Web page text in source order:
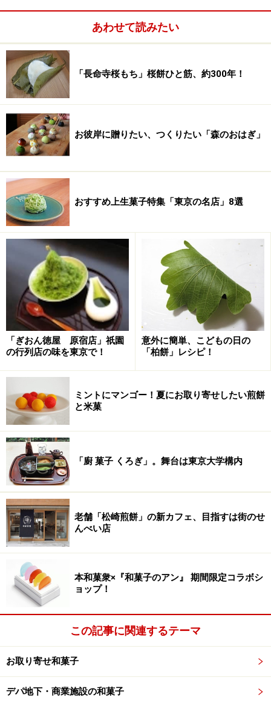
頭」唯一の甘味処です。その前身とも言える喫茶店を昭
和30年代初頭まで営み、当時珍しいモンブランやショー
トケーキを出す高級な喫茶店として要人にも使われたそ
うですが、現在の茶寮は和甘味専門です。
江戸っ子の心掴んだ「花園万頭」
焼印を押し、竹皮に包む
品。「高い」を先に持ってくることで、江戸っ子の心を
上手く刺激したようです。
おちょぼ口の女性でも食べやすい、小ぶりの繭玉形。大
和芋を使った生地は柔らかく、独特のしっとりとした口
当たりです。中のこし餡は和三盆糖で上品な風味を、氷
砂糖ですっきりした後味を添えています。
すっきりとした甘さに
苦い抹茶がよく合う。
柔らかい生地で餡を包む「花園万頭」作りには特に技術
が必要とのことで、一握りの熟練職人だけが饅頭作りに
携わるそうです。
次ページでは、出来立ての「葛ながし」、「ぬれ甘アイ
あわせて読みたい
「長命寺桜もち」桜餅ひと筋、約300年！
お彼岸に贈りたい、つくりたい「森のおはぎ」
おすすめ上生菓子特集「東京の名店」8選
「ぎおん徳屋 原宿店」祇園
の行列店の味を東京で！
意外に簡単、こどもの日の
「柏餅」レシピ！
ミントにマンゴー！夏にお取り寄せしたい煎餅
と米菓
「廚 菓子 くろぎ」。舞台は東京大学構内
老舗「松崎煎餅」の新カフェ、目指すは街のせ
んべい店
本和菓衆×『和菓子のアン』 期間限定コラボシ
ョップ！
この記事に関連するテーマ
お取り寄せ和菓子
デパ地下・商業施設の和菓子